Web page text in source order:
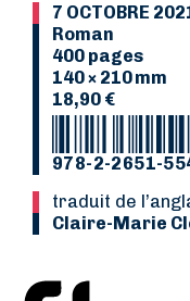
7 OCTOBRE
Roman
400 pages
140 × 210 mm
18,90 €
978-2-2651-
Traduit de
Claire-Marie